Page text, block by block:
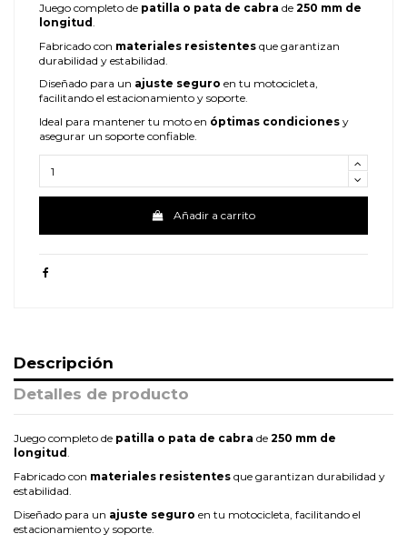
Juego completo de patilla o pata de cabra de 250 mm de
longitud.
Fabricado con materiales resistentes que garantizan
durabilidad y estabilidad.
Diseñado para un ajuste seguro en tu motocicleta,
facilitando el estacionamiento y soporte.
Ideal para mantener tu moto en óptimas condiciones y
asegurar un soporte confiable.
Añadir a carrito
Descripción
Detalles de producto
Juego completo de patilla o pata de cabra de 250 mm de
longitud.
Fabricado con materiales resistentes que garantizan durabilidad y
estabilidad.
Diseñado para un ajuste seguro en tu motocicleta, facilitando el
estacionamiento y soporte.